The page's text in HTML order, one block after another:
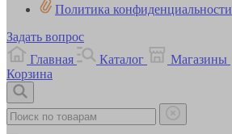
Политика конфиденциальности
Задать вопрос
Главная
Каталог Магазины
Корзина